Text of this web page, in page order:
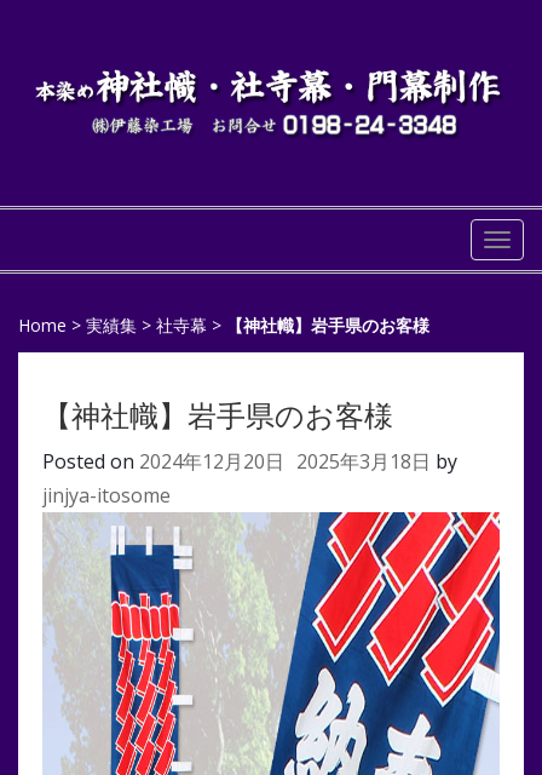
Home > 実績集 > 社寺幕 > 【神社幟】岩手県のお客様
【神社幟】岩手県のお客様
Posted on 2024年12月20日 2025年3月18日 by
jinjya-itosome